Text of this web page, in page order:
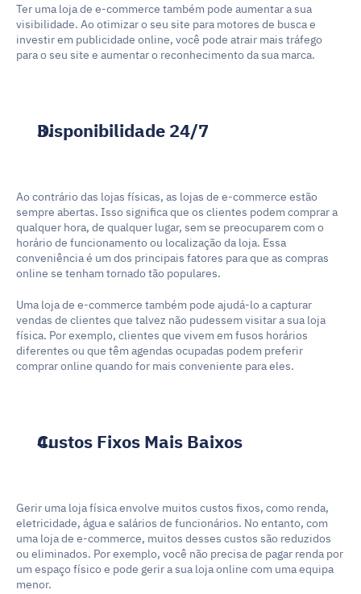
Ter uma loja de e-commerce também pode aumentar a sua
visibilidade. Ao otimizar o seu site para motores de busca e
investir em publicidade online, você pode atrair mais tráfego
para o seu site e aumentar o reconhecimento da sua marca.
Disponibilidade 24/7
Ao contrário das lojas físicas, as lojas de e-commerce estão
sempre abertas. Isso significa que os clientes podem comprar a
qualquer hora, de qualquer lugar, sem se preocuparem com o
horário de funcionamento ou localização da loja. Essa
conveniência é um dos principais fatores para que as compras
online se tenham tornado tão populares.
Uma loja de e-commerce também pode ajudá-lo a capturar
vendas de clientes que talvez não pudessem visitar a sua loja
física. Por exemplo, clientes que vivem em fusos horários
diferentes ou que têm agendas ocupadas podem preferir
comprar online quando for mais conveniente para eles.
Custos Fixos Mais Baixos
Gerir uma loja física envolve muitos custos fixos, como renda,
eletricidade, água e salários de funcionários. No entanto, com
uma loja de e-commerce, muitos desses custos são reduzidos
ou eliminados. Por exemplo, você não precisa de pagar renda por
um espaço físico e pode gerir a sua loja online com uma equipa
menor.